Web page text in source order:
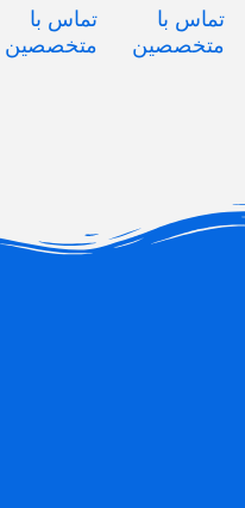
تماس با
متخصصین
تماس با
متخصصین